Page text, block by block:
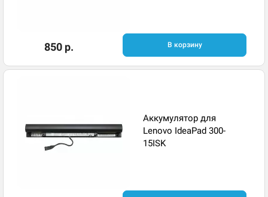
850 р. В корзину
Аккумулятор для
Lenovo IdeaPad 300-
15ISK